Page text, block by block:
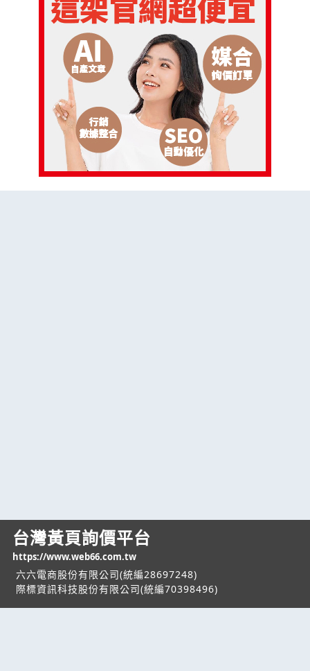
台灣黃頁詢價平台
https://www.web66.com.tw
六六電商股份有限公司(統編28697248)
際標資訊科技股份有限公司(統編70398496)